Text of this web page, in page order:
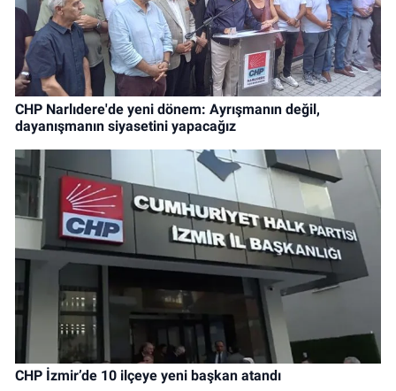
CHP Narlıdere'de yeni dönem: Ayrışmanın değil,
dayanışmanın siyasetini yapacağız
CHP İzmir’de 10 ilçeye yeni başkan atandı